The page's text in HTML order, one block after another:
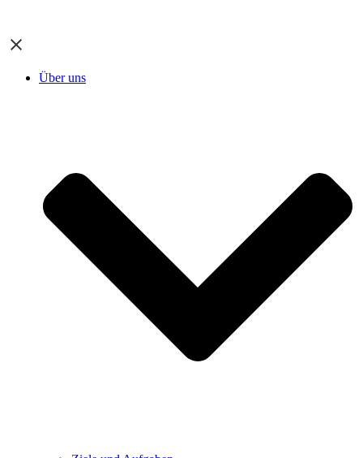
Über uns